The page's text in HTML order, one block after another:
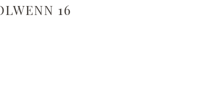
16